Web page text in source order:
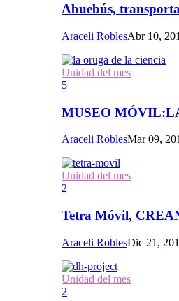
Abuebús,
Araceli RoblesAbr 10,
Unidad del mes
5
MUSEO
Araceli RoblesMar 09,
Unidad del mes
2
Tetra Móvil,
Araceli RoblesDic 21,
Unidad del mes
2